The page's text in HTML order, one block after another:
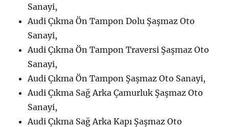
Sanayi,
Audi Çıkma Ön Tampon Dolu Şaşmaz Oto
Sanayi,
Audi Çıkma Ön Tampon Traversi Şaşmaz Oto
Sanayi,
Audi Çıkma Ön Tampon Şaşmaz Oto Sanayi,
Audi Çıkma Sağ Arka Çamurluk Şaşmaz Oto
Sanayi,
Audi Çıkma Sağ Arka Kapı Şaşmaz Oto